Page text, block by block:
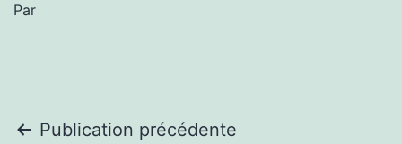
Par
Navigation
Publication précédente